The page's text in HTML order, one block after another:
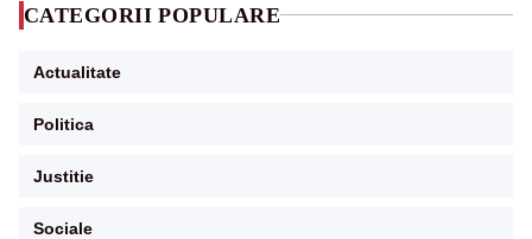
CATEGORII POPULARE
Actualitate
Politica
Justitie
Sociale